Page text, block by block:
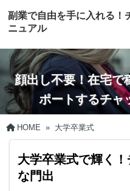
副業で自由を手に入れる！
ニュアル
顔出し不要！在宅で
ポートするチャ
HOME » 大学卒業式
大学卒業式で輝く
な門出